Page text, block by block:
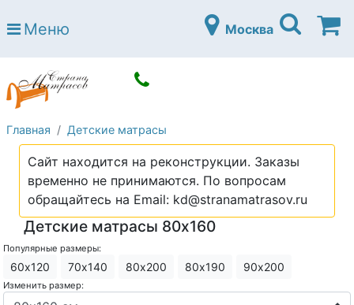
Страна матрасов
Open submenu (Матрасы)
Open submenu (Кровати)
Кровати
Open submenu (Аксессуары)
Open submenu (Диваны)
Диваны
Open submenu (Постельное белье)
Постельное белье
Open submenu (Мебель)
Мебель
Open submenu (Основания)
Основания
Open submenu (Детские матрасы)
Детские матрасы
Open submenu (Детские кровати)
Детские кровати
Меню Москва
Главная Детские матрасы
Сайт находится на реконструкции. Заказы
временно не принимаются. По вопросам
обращайтесь на Email: kd@stranamatrasov.ru
Детские матрасы 80х160
Популярные размеры:
60х120 70х140 80х200 80х190 90х200
Изменить размер: